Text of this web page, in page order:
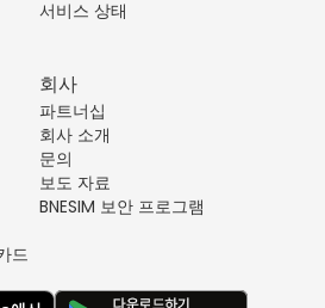
서비스 상태
드
회사
파트너십
회사 소개
문의
보도 자료
BNESIM 보안 프로그램